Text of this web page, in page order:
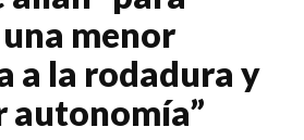
menor
a la rodadura y
autonomía”